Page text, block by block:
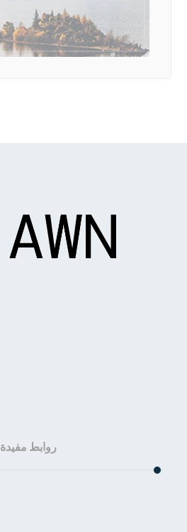
روابط مفيدة